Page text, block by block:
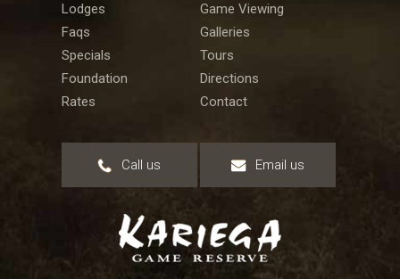
Lodges
Game Viewing
Faqs
Galleries
Specials
Tours
Foundation
Directions
Rates
Contact
Call us Email us